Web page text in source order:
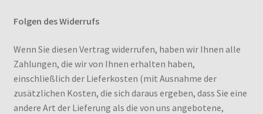
Folgen des Widerrufs
Wenn Sie diesen Vertrag widerrufen, haben wir Ihnen alle
Zahlungen, die wir von Ihnen erhalten haben,
einschließlich der Lieferkosten (mit Ausnahme der
zusätzlichen Kosten, die sich daraus ergeben, dass Sie eine
andere Art der Lieferung als die von uns angebotene,